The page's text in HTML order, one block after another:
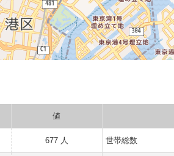
値
677 人 世帯総数